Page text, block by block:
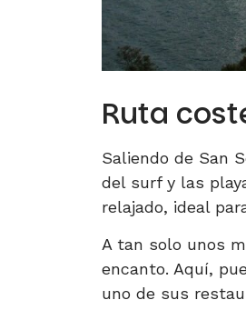
Ruta
Saliendo de San
del surf y las
relajado, ideal
A tan solo unos
encanto. Aquí,
uno de sus